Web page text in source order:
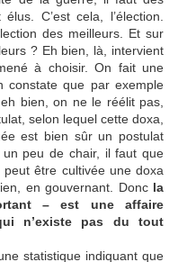
C’est cela, l’élection.
des meilleurs. Et sur
? Eh bien, là, intervient
à choisir. On fait une
constate que par exemple
bien, on ne le réélit pas,
selon lequel cette doxa,
est bien sûr un postulat
peu de chair, il faut que
être cultivée une doxa
en gouvernant. Donc la
– est une affaire
n’existe pas du tout
statistique indiquant que